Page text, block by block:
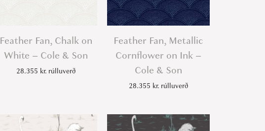
Feather Fan, Chalk on
White – Cole & Son
28.355 kr. rúlluverð
Feather Fan, Metallic
Cornflower on Ink –
Cole & Son
28.355 kr. rúlluverð